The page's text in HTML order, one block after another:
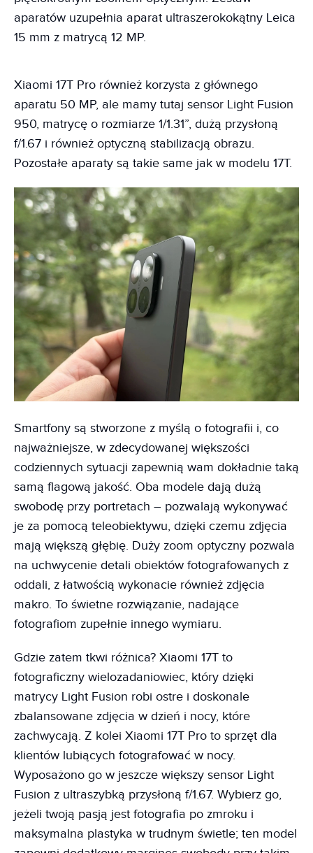
aparatów uzupełnia aparat ultraszerokokątny Leica
15 mm z matrycą 12 MP.
Xiaomi 17T Pro również korzysta z głównego
aparatu 50 MP, ale mamy tutaj sensor Light Fusion
950, matrycę o rozmiarze 1/1.31”, dużą przysłoną
f/1.67 i również optyczną stabilizacją obrazu.
Pozostałe aparaty są takie same jak w modelu 17T.
Smartfony są stworzone z myślą o fotografii i, co
najważniejsze, w zdecydowanej większości
codziennych sytuacji zapewnią wam dokładnie taką
samą flagową jakość. Oba modele dają dużą
swobodę przy portretach – pozwalają wykonywać
je za pomocą teleobiektywu, dzięki czemu zdjęcia
mają większą głębię. Duży zoom optyczny pozwala
na uchwycenie detali obiektów fotografowanych z
oddali, z łatwością wykonacie również zdjęcia
makro. To świetne rozwiązanie, nadające
fotografiom zupełnie innego wymiaru.
Gdzie zatem tkwi różnica? Xiaomi 17T to
fotograficzny wielozadaniowiec, który dzięki
matrycy Light Fusion robi ostre i doskonale
zbalansowane zdjęcia w dzień i nocy, które
zachwycają. Z kolei Xiaomi 17T Pro to sprzęt dla
klientów lubiących fotografować w nocy.
Wyposażono go w jeszcze większy sensor Light
Fusion z ultraszybką przysłoną f/1.67. Wybierz go,
jeżeli twoją pasją jest fotografia po zmroku i
maksymalna plastyka w trudnym świetle; ten model